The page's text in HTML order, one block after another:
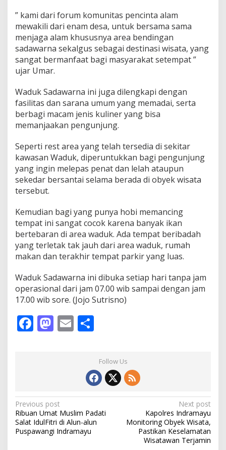
” kami dari forum komunitas pencinta alam
mewakili dari enam desa, untuk bersama sama
menjaga alam khususnya area bendingan
sadawarna sekalgus sebagai destinasi wisata, yang
sangat bermanfaat bagi masyarakat setempat ”
ujar Umar.
Waduk Sadawarna ini juga dilengkapi dengan
fasilitas dan sarana umum yang memadai, serta
berbagi macam jenis kuliner yang bisa
memanjaakan pengunjung.
Seperti rest area yang telah tersedia di sekitar
kawasan Waduk, diperuntukkan bagi pengunjung
yang ingin melepas penat dan lelah ataupun
sekedar bersantai selama berada di obyek wisata
tersebut.
Kemudian bagi yang punya hobi memancing
tempat ini sangat cocok karena banyak ikan
bertebaran di area waduk. Ada tempat beribadah
yang terletak tak jauh dari area waduk, rumah
makan dan terakhir tempat parkir yang luas.
Waduk Sadawarna ini dibuka setiap hari tanpa jam
operasional dari jam 07.00 wib sampai dengan jam
17.00 wib sore. (Jojo Sutrisno)
F
o
k
M
n
E
ar
eFollow Us
P
o
s
Previous post
Ribuan Umat Muslim Padati
Salat IdulFitri di Alun-alun
Puspawangi Indramayu
Next post
Kapolres Indramayu
Monitoring Obyek Wisata,
Pastikan Keselamatan
Wisatawan Terjamin